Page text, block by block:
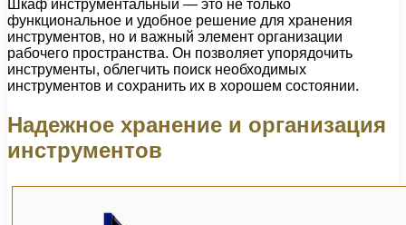
Шкаф инструментальный — это не только
функциональное и удобное решение для хранения
инструментов, но и важный элемент организации
рабочего пространства. Он позволяет упорядочить
инструменты, облегчить поиск необходимых
инструментов и сохранить их в хорошем состоянии.
Надежное хранение и организация
инструментов